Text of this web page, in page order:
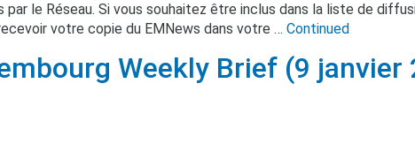
le Réseau. Si vous souhaitez être inclus dans la liste de
votre copie du EMNews dans votre … Continued
Weekly Brief (9 janvier